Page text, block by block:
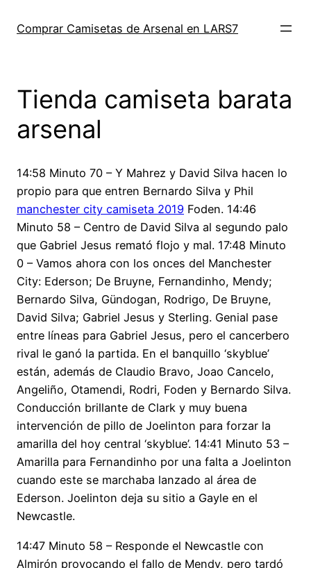
Comprar Camisetas de Arsenal en LARS7
Tienda camiseta barata
arsenal
14:58 Minuto 70 – Y Mahrez y David Silva hacen lo
propio para que entren Bernardo Silva y Phil
manchester city camiseta 2019 Foden. 14:46
Minuto 58 – Centro de David Silva al segundo palo
que Gabriel Jesus remató flojo y mal. 17:48 Minuto
0 – Vamos ahora con los onces del Manchester
City: Ederson; De Bruyne, Fernandinho, Mendy;
Bernardo Silva, Gündogan, Rodrigo, De Bruyne,
David Silva; Gabriel Jesus y Sterling. Genial pase
entre líneas para Gabriel Jesus, pero el cancerbero
rival le ganó la partida. En el banquillo ‘skyblue’
están, además de Claudio Bravo, Joao Cancelo,
Angeliño, Otamendi, Rodri, Foden y Bernardo Silva.
Conducción brillante de Clark y muy buena
intervención de pillo de Joelinton para forzar la
amarilla del hoy central ‘skyblue’. 14:41 Minuto 53 –
Amarilla para Fernandinho por una falta a Joelinton
cuando este se marchaba lanzado al área de
Ederson. Joelinton deja su sitio a Gayle en el
Newcastle.
14:47 Minuto 58 – Responde el Newcastle con
Almirón provocando el fallo de Mendy, pero tardó